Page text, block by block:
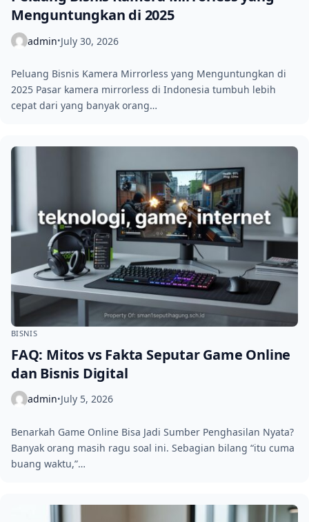
Menguntungkan di 2025
admin•July 30, 2026
Peluang Bisnis Kamera Mirrorless yang Menguntungkan di
2025 Pasar kamera mirrorless di Indonesia tumbuh lebih
cepat dari yang banyak orang…
BISNIS
FAQ: Mitos vs Fakta Seputar Game Online
dan Bisnis Digital
admin•July 5, 2026
Benarkah Game Online Bisa Jadi Sumber Penghasilan Nyata?
Banyak orang masih ragu soal ini. Sebagian bilang “itu cuma
buang waktu,”…